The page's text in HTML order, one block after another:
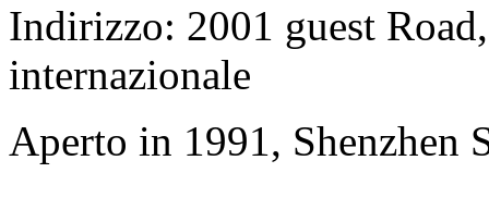
Indirizzo: 2001 guest
internazionale
Aperto in 1991, Shenzhen